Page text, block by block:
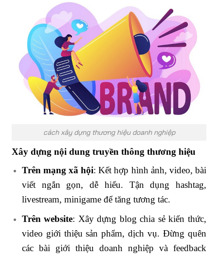
cách xây dựng thương hiệu doanh nghiệp
Xây dựng nội dung truyền thông thương hiệu
Trên mạng xã hội: Kết hợp hình ảnh, video, bài
viết ngắn gọn, dễ hiểu. Tận dụng hashtag,
livestream, minigame để tăng tương tác.
Trên website: Xây dựng blog chia sẻ kiến thức,
video giới thiệu sản phẩm, dịch vụ. Đừng quên
các bài giới thiệu doanh nghiệp và feedback